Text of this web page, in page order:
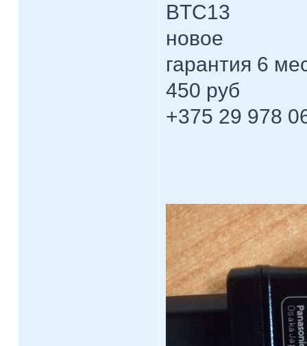
BTC13
новое
гарантия 6
450 руб
+375 29 978